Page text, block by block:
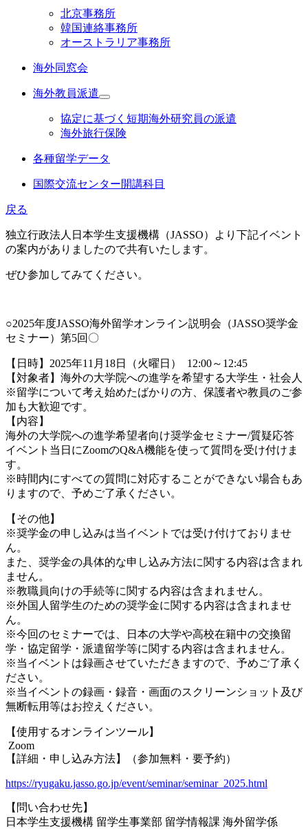
北京事務所
韓国連絡事務所
オーストラリア事務所
海外同窓会
海外教員派遣
協定に基づく短期海外研究員の派遣
海外旅行保険
各種留学データ
国際交流センター開講科目
戻る
独立行政法人日本学生支援機構（JASSO）より下記イベント
の案内がありましたので共有いたします。
ぜひ参加してみてください。
○2025年度JASSO海外留学オンライン説明会（JASSO奨学金
セミナー）第5回〇
【日時】2025年11月18日（火曜日） 12:00～12:45
【対象者】海外の大学院への進学を希望する大学生・社会人
※留学について考え始めたばかりの方、保護者や教員のご参
加も大歓迎です。
【内容】
海外の大学院への進学希望者向け奨学金セミナー/質疑応答
イベント当日にZoomのQ&A機能を使って質問を受け付けま
す。
※時間内にすべての質問に対応することができない場合もあ
りますので、予めご了承ください。
【その他】
※奨学金の申し込みは当イベントでは受け付けておりませ
ん。
また、奨学金の具体的な申し込み方法に関する内容は含まれ
ません。
※教職員向けの手続等に関する内容は含まれません。
※外国人留学生のための奨学金に関する内容は含まれませ
ん。
※今回のセミナーでは、日本の大学や高校在籍中の交換留
学・協定留学・派遣留学等に関する内容は含まれません。
※当イベントは録画させていただきますので、予めご了承く
ださい。
※当イベントの録画・録音・画面のスクリーンショット及び
無断転用等はお控えください。
【使用するオンラインツール】
Zoom
【詳細・申し込み方法】（参加無料・要予約）
https://ryugaku.jasso.go.jp/event/seminar/seminar_2025.html
【問い合わせ先】
日本学生支援機構 留学生事業部 留学情報課 海外留学係